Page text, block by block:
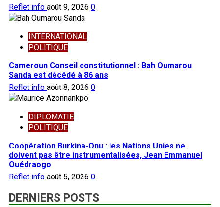
Reflet info août 9, 2026 0
INTERNATIONAL
POLITIQUE
Cameroun Conseil constitutionnel : Bah Oumarou
Sanda est décédé à 86 ans
Reflet info août 8, 2026 0
DIPLOMATIE
POLITIQUE
Coopération Burkina-Onu : les Nations Unies ne
doivent pas être instrumentalisées, Jean Emmanuel
Ouédraogo
Reflet info août 5, 2026 0
DERNIERS POSTS